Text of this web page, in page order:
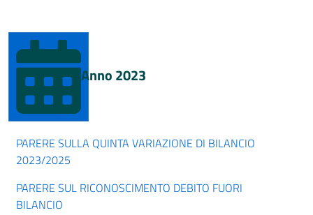
Anno 2023
PARERE SULLA QUINTA VARIAZIONE DI BILANCIO
2023/2025
PARERE SUL RICONOSCIMENTO DEBITO FUORI
BILANCIO